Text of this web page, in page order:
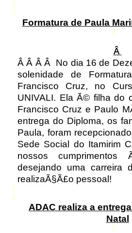
Â
Â
Formatura de Paula
Â
Â
Â Â Â Â No dia 16 de
solenidade de
Francisco Cruz, no
UNIVALI. Ela Ã© filha do
Francisco Cruz e Paulo
entrega do Diploma, os
Paula, foram
Sede Social do Itamirim
nossos
desejando uma carreira
realizaÃ§Ã£o pessoal!
Â
Â
ADAC realiza a
Natal
Â